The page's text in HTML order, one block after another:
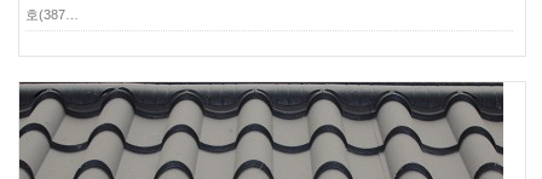
호(387…